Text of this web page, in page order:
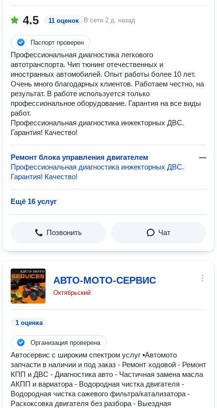
4.5 11 оценок В сети 2 д. назад
Паспорт проверен
Профессиональная диагностика легкового
автотранспорта. Чип тюнинг отечественных и
иностранных автомобилей. Опыт работы более 10 лет.
Очень много благодарных клиентов. Работаем честно, на
результат. В работе используется только
профессиональное оборудование. Гарантия на все виды
работ.
Профессиональная диагностика инжекторных ДВС.
Гарантия! Качество!
Ремонт блока управления двигателем
—
Профессиональная диагностика инжекторных ДВС.
Гарантия! Качество!
Ещё 16 услуг
Позвонить Чат
АВТО-МОТО-СЕРВИС
Октябрьский
1 оценка
Организация проверена
Автосервис с широким спектром услуг ▪Автомото
запчасти в наличии и под заказ - Ремонт ходовой - Ремонт
КПП и ДВС - Диагностика авто - Частичная замена масла
АКПП и вариатора - Водородная чистка двигателя -
Водородная чистка сажевого фильтра/катализатора -
Раскоксовка двигателя без разбора - Выездная